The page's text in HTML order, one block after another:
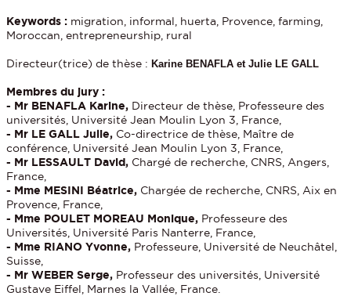
Keywords : migration, informal, huerta, Provence, farming,
Moroccan, entrepreneurship, rural
Directeur(trice) de thèse : Karine BENAFLA et Julie LE GALL
Membres du jury :
- Mr BENAFLA Karine, Directeur de thèse, Professeure des
universités, Université Jean Moulin Lyon 3, France,
- Mr LE GALL Julie, Co-directrice de thèse, Maître de
conférence, Université Jean Moulin Lyon 3, France,
- Mr LESSAULT David, Chargé de recherche, CNRS, Angers,
France,
- Mme MESINI Béatrice, Chargée de recherche, CNRS, Aix en
Provence, France,
- Mme POULET MOREAU Monique, Professeure des
Universités, Université Paris Nanterre, France,
- Mme RIANO Yvonne, Professeure, Université de Neuchâtel,
Suisse,
- Mr WEBER Serge, Professeur des universités, Université
Gustave Eiffel, Marnes la Vallée, France.